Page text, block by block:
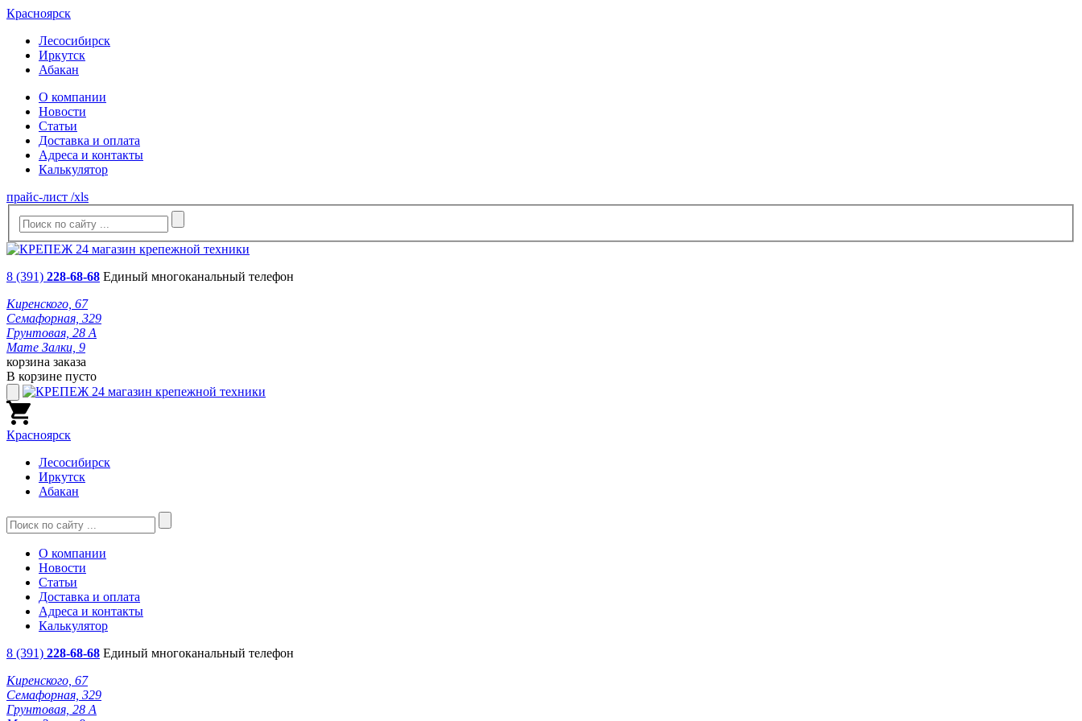
Красноярск
Лесосибирск
Иркутск
Абакан
О компании
Новости
Статьи
Доставка и оплата
Адреса и контакты
Калькулятор
прайс-лист /xls
8 (391) 228-68-68 Единый многоканальный телефон
Киренского, 67
Семафорная, 329
Грунтовая, 28 А
Мате Залки, 9
корзина заказа
В корзине пусто
Красноярск
Лесосибирск
Иркутск
Абакан
О компании
Новости
Статьи
Доставка и оплата
Адреса и контакты
Калькулятор
8 (391) 228-68-68 Единый многоканальный телефон
Киренского, 67
Семафорная, 329
Грунтовая, 28 А